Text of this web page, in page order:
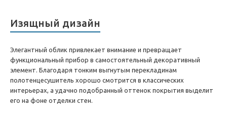
Изящный дизайн
Элегантный облик привлекает внимание и превращает
функциональный прибор в самостоятельный декоративный
элемент. Благодаря тонким выгнутым перекладинам
полотенцесушитель хорошо смотрится в классических
интерьерах, а удачно подобранный оттенок покрытия выделит
его на фоне отделки стен.